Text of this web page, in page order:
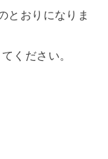
とおりになりま
ください。